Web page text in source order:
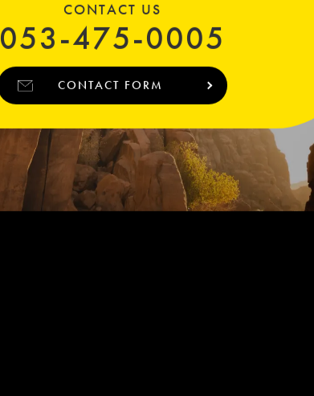
CONTACT US
053-475-0005
CONTACT FORM